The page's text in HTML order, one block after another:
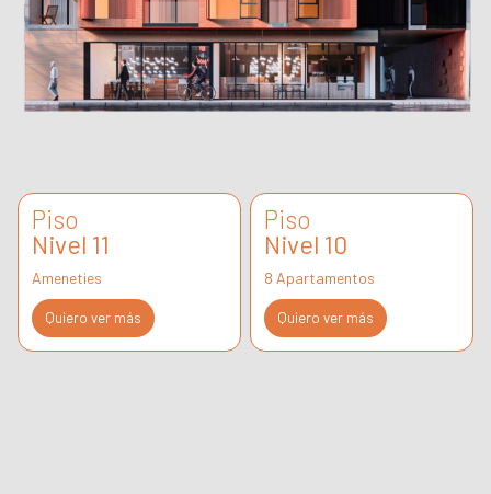
Piso
Nivel 11
Ameneties
Quiero ver más
Piso
Nivel 10
8 Apartamentos
Quiero ver más